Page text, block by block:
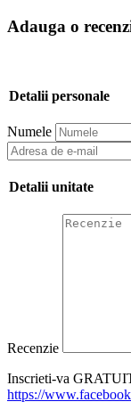
Adauga o
Detalii personale
Numele
Detalii unitate
Recenzie
Inscrieti-va
https://